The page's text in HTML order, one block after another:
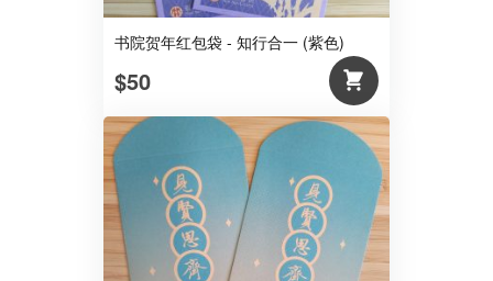
书院贺年红包袋 - 知行合一 (紫色)
$50